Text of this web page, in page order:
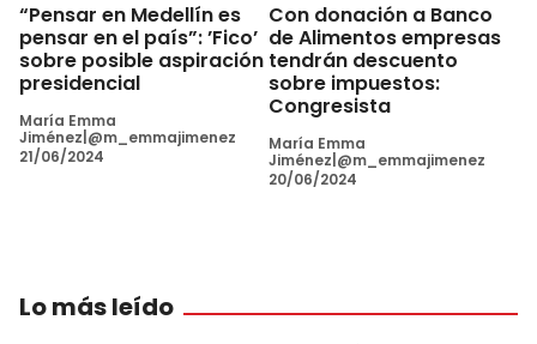
“Pensar en Medellín es
pensar en el país”: ’Fico’
sobre posible aspiración
presidencial
María Emma
Jiménez|@m_emmajimenez
21/06/2024
Con donación a Banco
de Alimentos empresas
tendrán descuento
sobre impuestos:
Congresista
María Emma
Jiménez|@m_emmajimenez
20/06/2024
Lo más leído